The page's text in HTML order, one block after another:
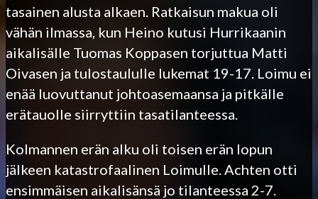
tasainen alusta alkaen. Ratkaisun makua oli
vähän ilmassa, kun Heino kutusi Hurrikaanin
aikalisälle Tuomas Koppasen torjuttua Matti
Oivasen ja tulostaululle lukemat 19-17. Loimu ei
enää luovuttanut johtoasemaansa ja pitkälle
erätauolle siirryttiin tasatilanteessa.
Kolmannen erän alku oli toisen erän lopun
jälkeen katastrofaalinen Loimulle. Achten otti
ensimmäisen aikalisänsä jo tilanteessa 2-7.